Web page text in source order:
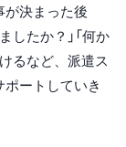
が決まった後
したか？」「何か
るなど、派遣ス
ートしていき